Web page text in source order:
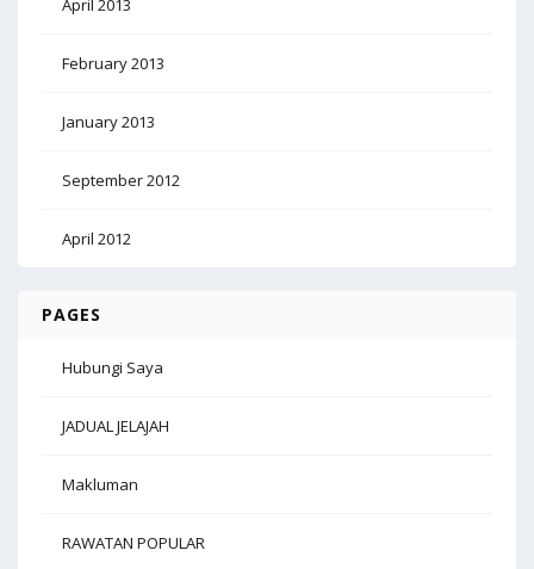
April 2013
February 2013
January 2013
September 2012
April 2012
PAGES
Hubungi Saya
JADUAL JELAJAH
Makluman
RAWATAN POPULAR